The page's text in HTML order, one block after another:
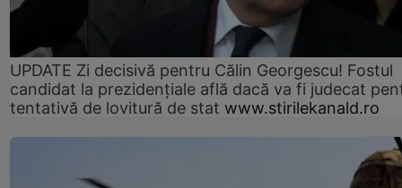
UPDATE Zi decisivă pentru Călin Georgescu! Fostul
candidat la prezidențiale află dacă va fi judecat
tentativă de lovitură de stat www.stirilekanald.ro